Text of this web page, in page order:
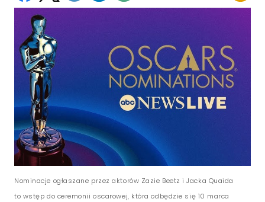
Nominacje ogłaszane przez aktorów Zazie Beetz i Jacka Quaida
to wstęp do ceremonii oscarowej, która odbędzie się 10 marca